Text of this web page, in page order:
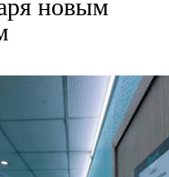
новым